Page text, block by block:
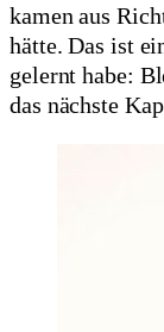
kamen aus
hätte. Das ist
gelernt habe:
das nächste